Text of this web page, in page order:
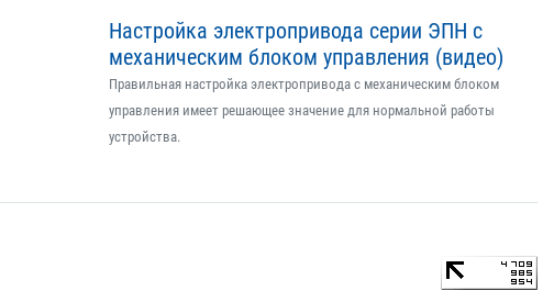
Настройка электропривода серии ЭПН с
механическим блоком управления (видео)
Правильная настройка электропривода с механическим блоком
управления имеет решающее значение для нормальной работы
устройства.